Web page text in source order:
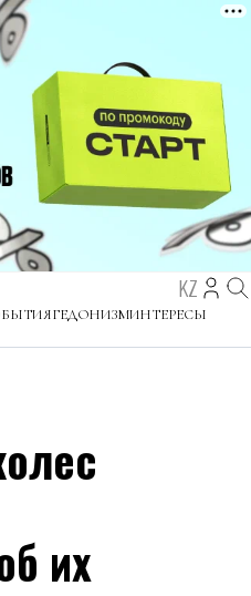
KZ
ГЕДОНИЗМИНТЕРЕСЫ
их